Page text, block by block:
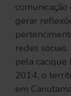
gerar
redes
pela cacique
2014, o
em